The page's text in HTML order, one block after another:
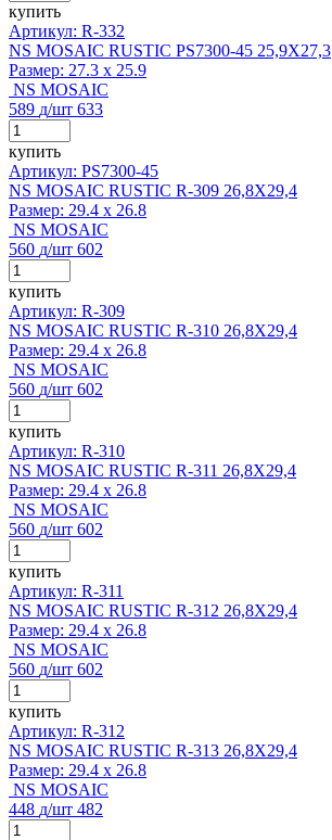
купить
Артикул: R-332
NS MOSAIC RUSTIC PS7300-45 25,9X27,3
Размер: 27.3 x 25.9
NS MOSAIC
589 д/шт 633
купить
Артикул: PS7300-45
NS MOSAIC RUSTIC R-309 26,8X29,4
Размер: 29.4 x 26.8
NS MOSAIC
560 д/шт 602
купить
Артикул: R-309
NS MOSAIC RUSTIC R-310 26,8X29,4
Размер: 29.4 x 26.8
NS MOSAIC
560 д/шт 602
купить
Артикул: R-310
NS MOSAIC RUSTIC R-311 26,8X29,4
Размер: 29.4 x 26.8
NS MOSAIC
560 д/шт 602
купить
Артикул: R-311
NS MOSAIC RUSTIC R-312 26,8X29,4
Размер: 29.4 x 26.8
NS MOSAIC
560 д/шт 602
купить
Артикул: R-312
NS MOSAIC RUSTIC R-313 26,8X29,4
Размер: 29.4 x 26.8
NS MOSAIC
448 д/шт 482